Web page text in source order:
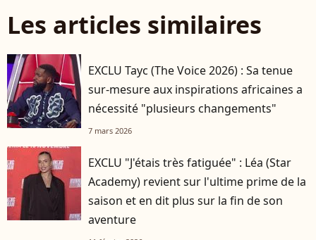
Les articles similaires
EXCLU Tayc (The Voice 2026) : Sa tenue
sur-mesure aux inspirations africaines a
nécessité "plusieurs changements"
7 mars 2026
EXCLU "J'étais très fatiguée" : Léa (Star
Academy) revient sur l'ultime prime de la
saison et en dit plus sur la fin de son
aventure